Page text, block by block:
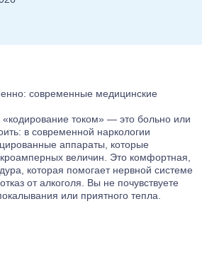
курения
6 месяцев
современные медицинские
током» — это больно или
в современной наркологии
аппараты, которые
величин. Это комфортная,
которая помогает нервной системе
от алкоголя. Вы не почувствуете
или приятного тепла.